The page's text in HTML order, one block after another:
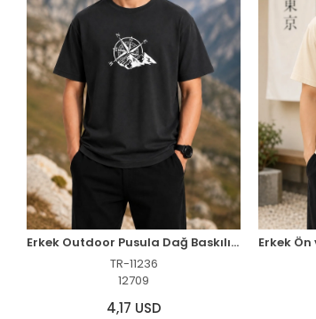
Erkek Outdoor Pusula Dağ Baskılı Kısa Kollu Oversize T-Shirt - Siyah
TR-11236
12709
4,17 USD